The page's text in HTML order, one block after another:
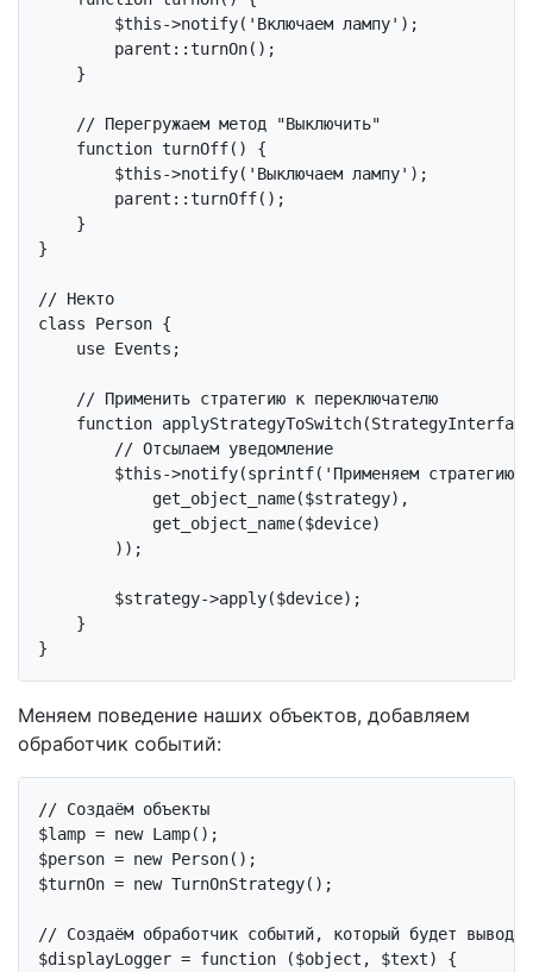
$this->notify( 'Включаем лампу' );
parent ::turnOn();
    }
// Перегружаем метод "Выключить"
function turnOff()
{
$this->notify( 'Выключаем лампу' );
parent ::turnOff();
    }
}
// Некто
class
Person {
use Events ;
// Применить стратегию к переключателю
function applyStrategyToSwitch
// Отсылаем уведомление
$this->notify(sprintf( 'Применяем стратегию
            get_object_name($strategy),
            get_object_name($device)
        ));
        $strategy->apply($device);
    }
Меняем поведение наших объектов, добавляем
обработчик событий:
// Создаём объекты
$lamp = new Lamp();
$person = new Person();
$turnOn = new TurnOnStrategy();
// Создаём обработчик событий, который будет
$displayLogger = function ($object, $text)
{